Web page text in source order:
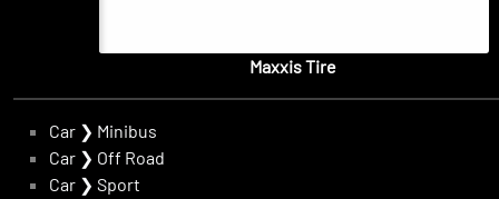
Maxxis Tire
Car ❯ Minibus
Car ❯ Off Road
Car ❯ Sport